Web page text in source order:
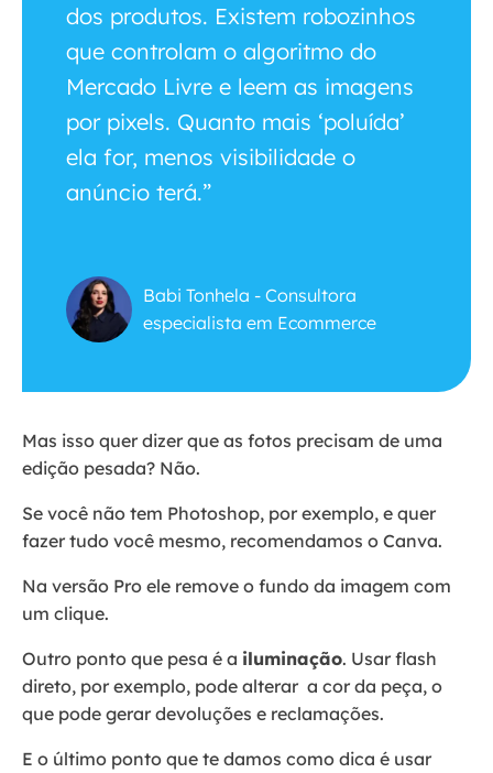
dos produtos. Existem robozinhos
que controlam o algoritmo do
Mercado Livre e leem as imagens
por pixels. Quanto mais ‘poluída’
ela for, menos visibilidade o
anúncio terá.”
Babi Tonhela - Consultora
especialista em Ecommerce
Mas isso quer dizer que as fotos precisam de uma
edição pesada? Não.
Se você não tem Photoshop, por exemplo, e quer
fazer tudo você mesmo, recomendamos o Canva.
Na versão Pro ele remove o fundo da imagem com
um clique.
Outro ponto que pesa é a iluminação. Usar flash
direto, por exemplo, pode alterar a cor da peça, o
que pode gerar devoluções e reclamações.
E o último ponto que te damos como dica é usar